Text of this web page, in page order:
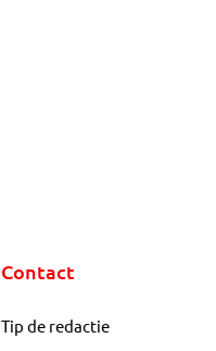
Contact
Tip de redactie